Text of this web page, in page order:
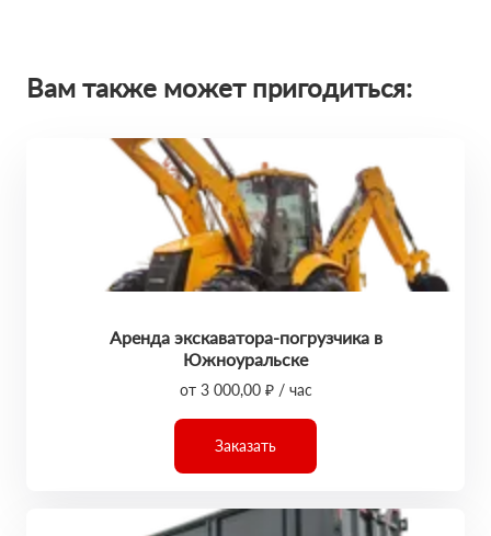
Вам также может пригодиться:
Аренда экскаватора-погрузчика в
Южноуральске
от 3 000,00 ₽ / час
Заказать